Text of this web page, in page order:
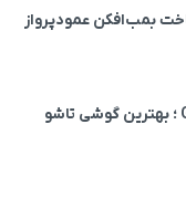
بمب‌افکن عمودپرواز
بررسی Galaxy Z Fold8 Ultra ؛ بهترین گوشی تاشو